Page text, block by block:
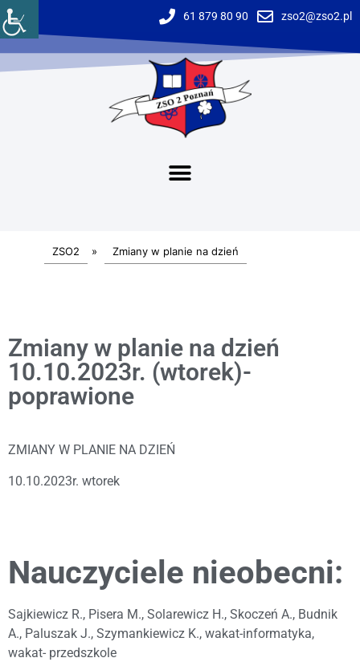
61 879 80 90 zso2@zso2.pl
ZSO2 » Zmiany w planie na dzień
Zmiany w planie na dzień
10.10.2023r. (wtorek)-
poprawione
ZMIANY W PLANIE NA DZIEŃ
10.10.2023r. wtorek
Nauczyciele nieobecni:
Sajkiewicz R., Pisera M., Solarewicz H., Skoczeń A., Budnik
A., Paluszak J., Szymankiewicz K., wakat-informatyka,
wakat- przedszkole